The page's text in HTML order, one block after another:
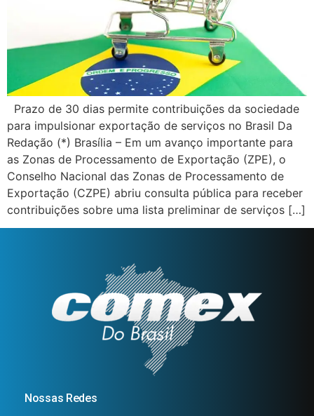
Prazo de 30 dias permite contribuições da sociedade
para impulsionar exportação de serviços no Brasil Da
Redação (*) Brasília – Em um avanço importante para
as Zonas de Processamento de Exportação (ZPE), o
Conselho Nacional das Zonas de Processamento de
Exportação (CZPE) abriu consulta pública para receber
contribuições sobre uma lista preliminar de serviços […]
Nossas Redes